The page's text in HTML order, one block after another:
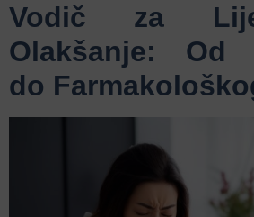
Vodič za
Olakšanje: Od
do